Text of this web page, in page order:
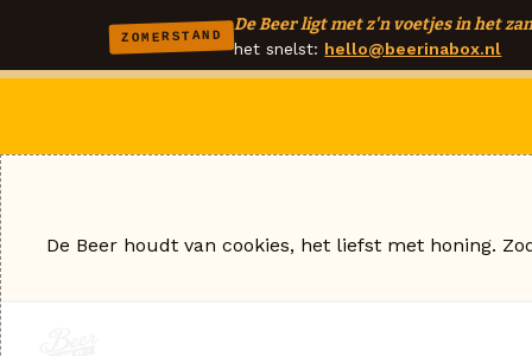
ZOMERSTAND
De Beer ligt met z'n voetjes in het
het snelst: hello@beerinabox.nl
De Beer houdt van cookies, het liefst met honing.